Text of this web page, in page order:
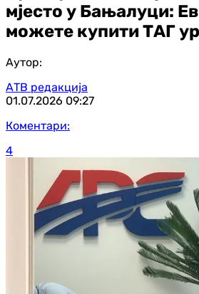
мјесто у Бањалуци:
можете купити ТАГ
Аутор:
АТВ редакција
01.07.2026 09:27
Коментари:
4